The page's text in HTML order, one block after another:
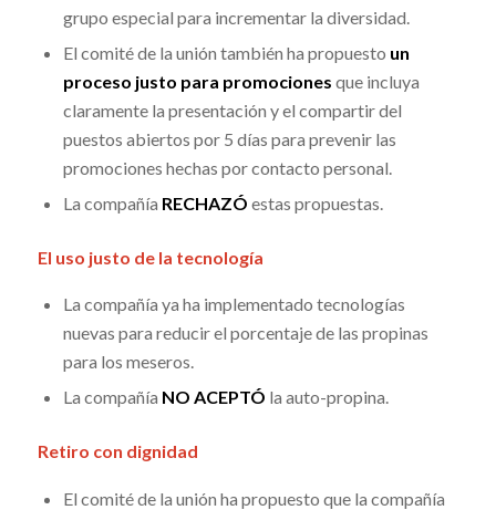
grupo especial para incrementar la diversidad.
El comité de la unión también ha propuesto un
proceso justo para promociones que incluya
claramente la presentación y el compartir del
puestos abiertos por 5 días para prevenir las
promociones hechas por contacto personal.
La compañía RECHAZÓ estas propuestas.
El uso justo de la tecnología
La compañía ya ha implementado tecnologías
nuevas para reducir el porcentaje de las propinas
para los meseros.
La compañía NO ACEPTÓ la auto-propina.
Retiro con dignidad
El comité de la unión ha propuesto que la compañía